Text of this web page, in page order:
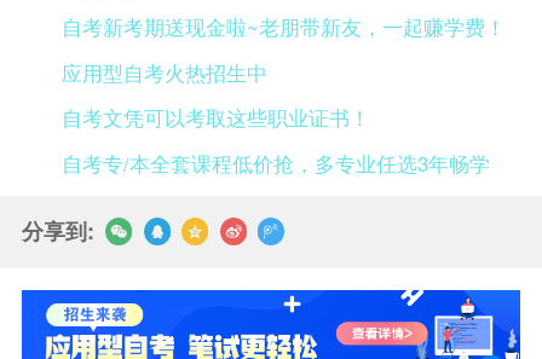
自考新考期送现金啦~老朋带新友，一起赚学费！
应用型自考火热招生中
自考文凭可以考取这些职业证书！
自考专/本全套课程低价抢，多专业任选3年畅学
分享到: